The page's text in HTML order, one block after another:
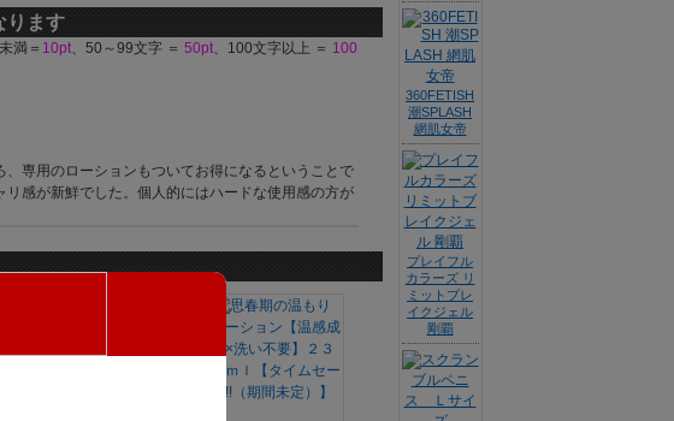
ります
満＝ 10pt、50～99文字 ＝ 50pt、100文字以上 ＝ 100
専用のローションもついてお得になるということで
感が新鮮でした。個人的にはハードな使用感の方が
360FETISH
潮SPLASH
網肌女帝
プレイフル
カラーズ リ
ミットブレ
イクジェル
剛覇